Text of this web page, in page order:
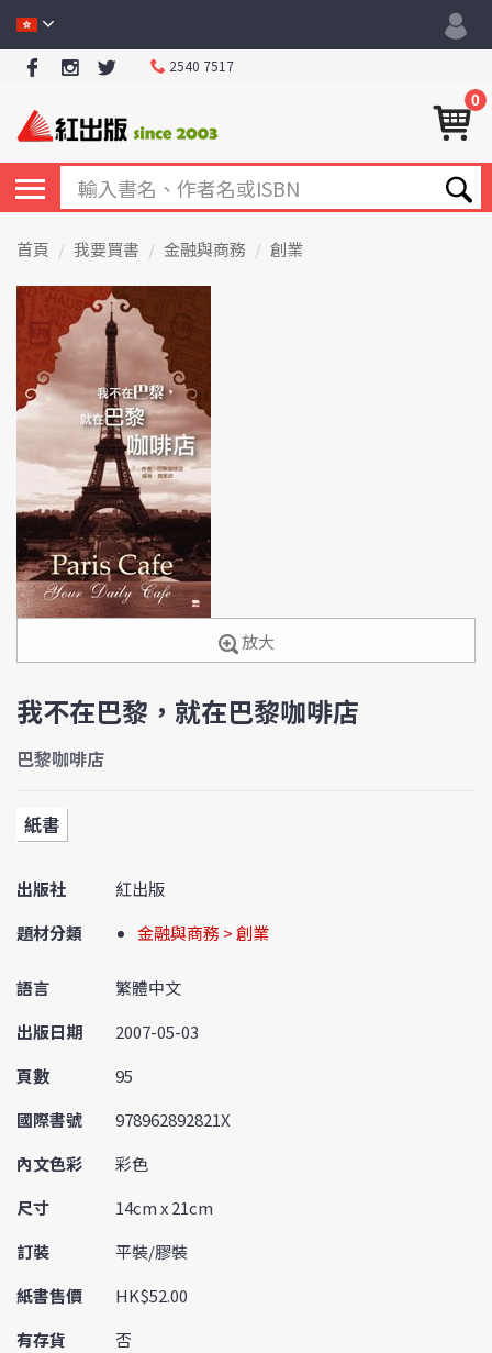
2540 7517
0
首頁 我要買書 金融與商務 創業
放大
我不在巴黎，就在巴黎咖啡店
巴黎咖啡店
紙書
出版社
紅出版
題材分類
金融與商務 > 創業
語言
繁體中文
出版日期
2007-05-03
頁數
95
國際書號
978962892821X
內文色彩
彩色
尺寸
14cm x 21cm
訂裝
平裝/膠裝
紙書售價
HK$52.00
有存貨
否